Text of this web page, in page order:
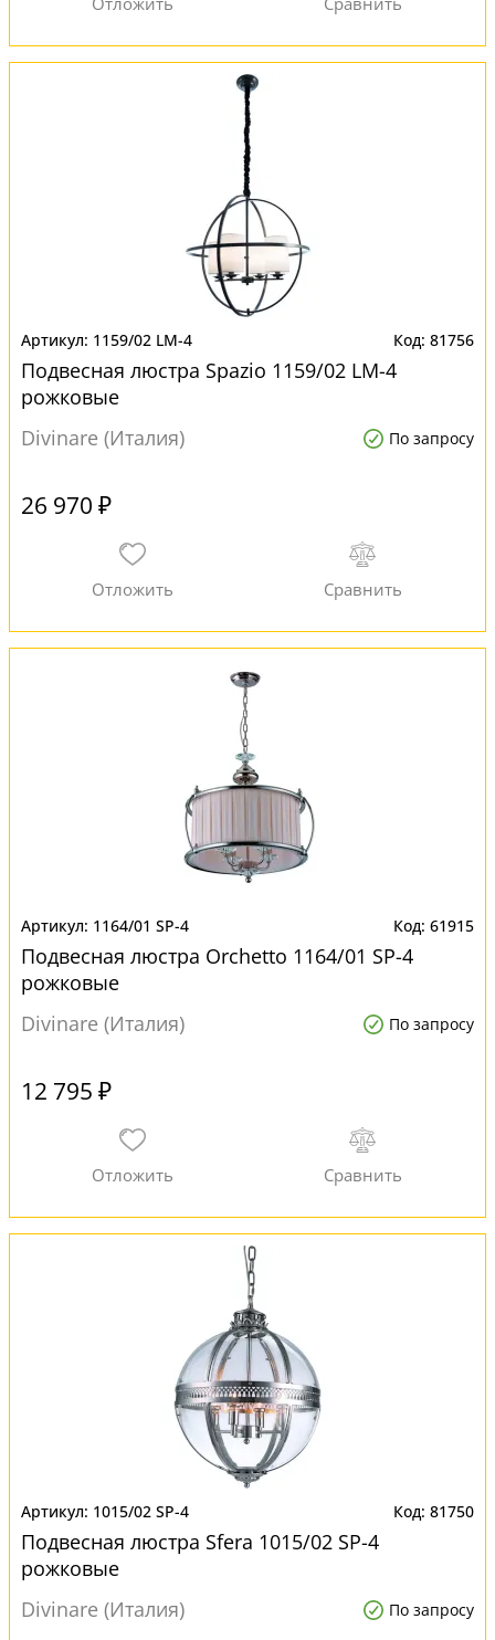
1159/02 LM-4 81756
Подвесная люстра Spazio 1159/02 LM-4
рожковые
Divinare (Италия)
По запросу
26 970 ₽
1164/01 SP-4 61915
Подвесная люстра Orchetto 1164/01 SP-4
рожковые
Divinare (Италия)
По запросу
12 795 ₽
1015/02 SP-4 81750
Подвесная люстра Sfera 1015/02 SP-4
рожковые
Divinare (Италия)
По запросу